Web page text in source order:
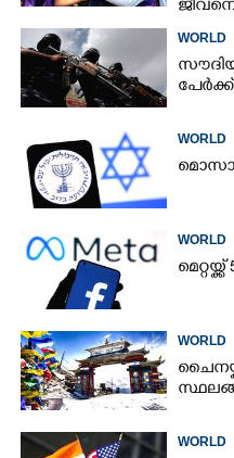
WORLD
WORLD
WORLD
WORLD
WORLD